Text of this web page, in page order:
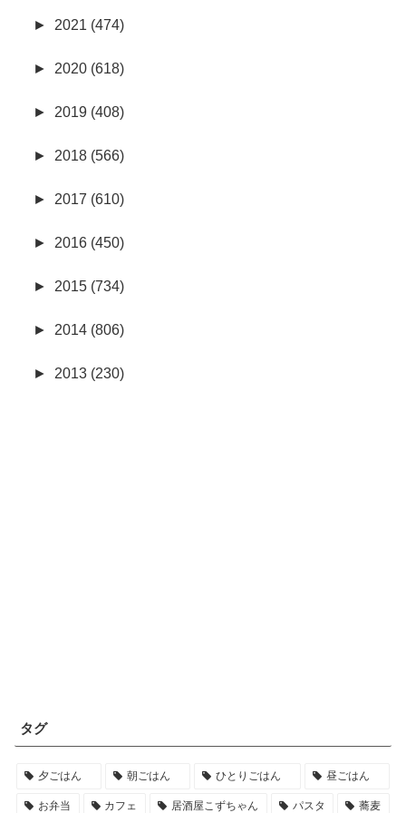
► 2021 (474)
► 2020 (618)
► 2019 (408)
► 2018 (566)
► 2017 (610)
► 2016 (450)
► 2015 (734)
► 2014 (806)
► 2013 (230)
タグ
夕ごはん 朝ごはん ひとりごはん 昼ごはん
お弁当 カフェ 居酒屋こずちゃん パスタ 蕎麦